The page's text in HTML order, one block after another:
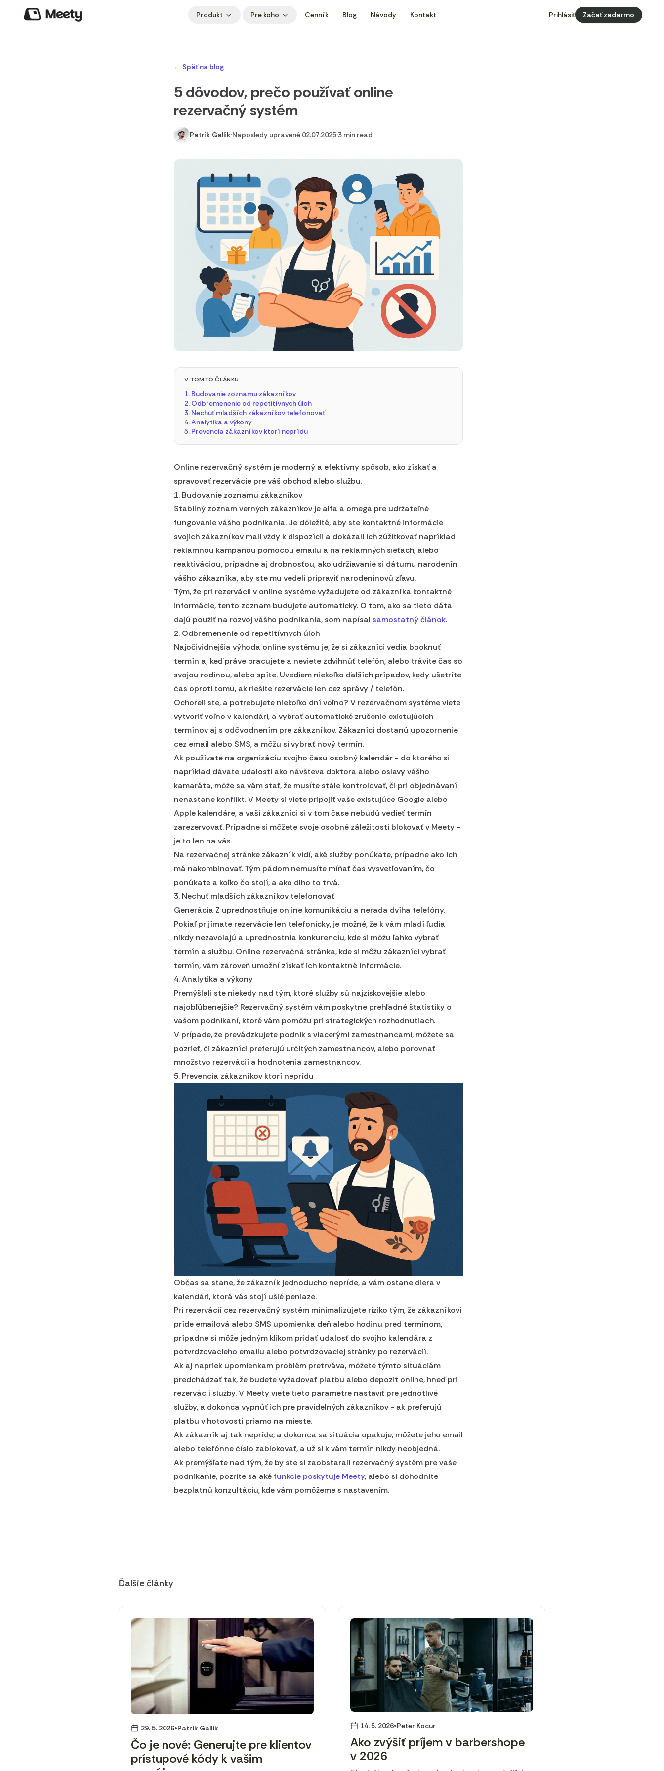
Produkt Pre koho Cenník Blog Návody Kontakt Prihlásiť Začať zadarmo
← Späť na blog
5 dôvodov, prečo používať online
rezervačný systém
Patrik Gallik·Naposledy upravené 02.07.2025·3 min read
V TOMTO ČLÁNKU
1. Budovanie zoznamu zákazníkov
2. Odbremenenie od repetitívnych úloh
3. Nechuť mladších zákazníkov telefonovať
4. Analytika a výkony
5. Prevencia zákazníkov ktorí neprídu
Online rezervačný systém je moderný a efektívny spôsob, ako získať a
spravovať rezervácie pre váš obchod alebo službu.
1. Budovanie zoznamu zákazníkov
Stabilný zoznam verných zákazníkov je alfa a omega pre udržateľné
fungovanie vášho podnikania. Je dôležité, aby ste kontaktné informácie
svojich zákazníkov mali vždy k dispozícii a dokázali ich zúžitkovať napríklad
reklamnou kampaňou pomocou emailu a na reklamných sieťach, alebo
reaktiváciou, prípadne aj drobnosťou, ako udržiavanie si dátumu narodenín
vášho zákazníka, aby ste mu vedeli pripraviť narodeninovú zľavu.
Tým, že pri rezervácii v online systéme vyžadujete od zákazníka kontaktné
informácie, tento zoznam budujete automaticky. O tom, ako sa tieto dáta
dajú použiť na rozvoj vášho podnikania, som napísal samostatný článok.
2. Odbremenenie od repetitívnych úloh
Najočividnejšia výhoda online systému je, že si zákazníci vedia booknuť
termín aj keď práve pracujete a neviete zdvihnúť telefón, alebo trávite čas so
svojou rodinou, alebo spíte. Uvediem niekoľko ďalších prípadov, kedy ušetríte
čas oproti tomu, ak riešite rezervácie len cez správy / telefón.
Ochoreli ste, a potrebujete niekoľko dní voľno? V rezervačnom systéme viete
vytvoriť voľno v kalendári, a vybrať automatické zrušenie existujúcich
termínov aj s odôvodnením pre zákazníkov. Zákazníci dostanú upozornenie
cez email alebo SMS, a môžu si vybrať nový termín.
Ak používate na organizáciu svojho času osobný kalendár - do ktorého si
napríklad dávate udalosti ako návšteva doktora alebo oslavy vášho
kamaráta, môže sa vám stať, že musíte stále kontrolovať, či pri objednávaní
nenastane konflikt. V Meety si viete pripojiť vaše existujúce Google alebo
Apple kalendáre, a vaši zákazníci si v tom čase nebudú vedieť termín
zarezervovať. Prípadne si môžete svoje osobné záležitosti blokovať v Meety -
je to len na vás.
Na rezervačnej stránke zákazník vidí, aké služby ponúkate, prípadne ako ich
má nakombinovať. Tým pádom nemusíte míňať čas vysvetľovaním, čo
ponúkate a koľko čo stojí, a ako dlho to trvá.
3. Nechuť mladších zákazníkov telefonovať
Generácia Z uprednostňuje online komunikáciu a nerada dvíha telefóny.
Pokiaľ prijímate rezervácie len telefonicky, je možné, že k vám mladí ľudia
nikdy nezavolajú a uprednostnia konkurenciu, kde si môžu ľahko vybrať
termín a službu. Online rezervačná stránka, kde si môžu zákazníci vybrať
termín, vám zároveň umožní získať ich kontaktné informácie.
4. Analytika a výkony
Premýšlali ste niekedy nad tým, ktoré služby sú najziskovejšie alebo
najobľúbenejšie? Rezervačný systém vám poskytne prehľadné štatistiky o
vašom podnikaní, ktoré vám pomôžu pri strategických rozhodnutiach.
V prípade, že prevádzkujete podnik s viacerými zamestnancami, môžete sa
pozrieť, či zákazníci preferujú určitých zamestnancov, alebo porovnať
množstvo rezervácií a hodnotenia zamestnancov.
5. Prevencia zákazníkov ktorí neprídu
Občas sa stane, že zákazník jednoducho nepríde, a vám ostane diera v
kalendári, ktorá vás stojí ušlé peniaze.
Pri rezervácií cez rezervačný systém minimalizujete riziko tým, že zákazníkovi
príde emailová alebo SMS upomienka deň alebo hodinu pred termínom,
prípadne si môže jedným klikom pridať udalosť do svojho kalendára z
potvrdzovacieho emailu alebo potvrdzovaciej stránky po rezervácií.
Ak aj napriek upomienkam problém pretrváva, môžete týmto situáciám
predchádzať tak, že budete vyžadovať platbu alebo depozit online, hneď pri
rezervácií služby. V Meety viete tieto parametre nastaviť pre jednotlivé
služby, a dokonca vypnúť ich pre pravidelných zákazníkov - ak preferujú
platbu v hotovosti priamo na mieste.
Ak zákazník aj tak nepríde, a dokonca sa situácia opakuje, môžete jeho email
alebo telefónne číslo zablokovať, a už si k vám termín nikdy neobjedná.
Ak premýšľate nad tým, že by ste si zaobstarali rezervačný systém pre vaše
podnikanie, pozrite sa aké funkcie poskytuje Meety, alebo si dohodnite
bezplatnú konzultáciu, kde vám pomôžeme s nastavením.
Ďalšie články
29. 5. 2026•Patrik Gallik
Čo je nové: Generujte pre klientov
prístupové kódy k vašim
14. 5. 2026•Peter Kocur
Ako zvýšiť príjem v barbershope
v 2026